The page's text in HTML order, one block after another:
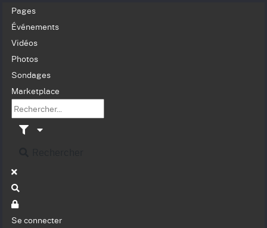
Pages
Événements
Vidéos
Photos
Sondages
Marketplace
Se connecter